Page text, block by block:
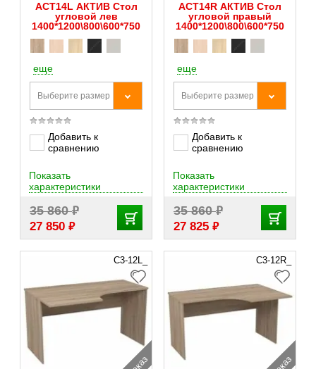
АСТ14L АКТИВ Стол
угловой лев
1400*1200\800\600*750
еще
Выберите размер
Добавить к
сравнению
35 860₽
27 850 ₽
Показать
характеристики
АСТ14R АКТИВ Стол
угловой правый
1400*1200\800\600*750
еще
Выберите размер
Добавить к
сравнению
35 860₽
27 825 ₽
Показать
характеристики
С3-12L_ С3-12R_